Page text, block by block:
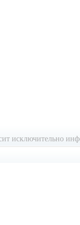
исключительно